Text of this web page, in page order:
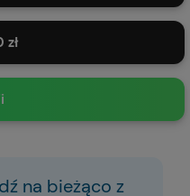
na bieżąco z